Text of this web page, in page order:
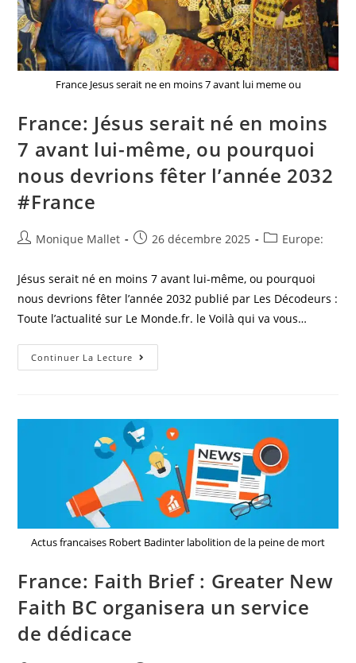
France Jesus serait ne en moins 7 avant lui meme ou
France: Jésus serait né en moins
7 avant lui-même, ou pourquoi
nous devrions fêter l’année 2032
#France
Auteur/autrice
la
publication :
Monique Mallet
Post26 décembre 2025
PostEurope:
Jésus serait né en moins 7 avant lui-même, ou pourquoi
nous devrions fêter l’année 2032 publié par Les Décodeurs :
Toute l’actualité sur Le Monde.fr. le Voilà qui va vous…
Continuer La Lecture France:
Jésus
7
Avant
Lui-
Même,
Ou
Pourquoi
Nous
Devrions
Fêter
2032
#France
Actus francaises Robert Badinter labolition de la peine de mort
France: Faith Brief : Greater New
Faith BC organisera un service
de dédicace